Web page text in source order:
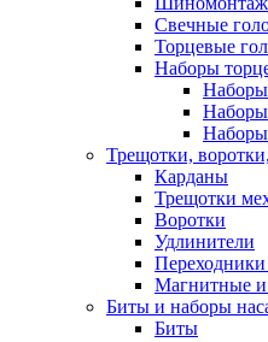
Свечные
Торцевые
Наборы
Наборы
Наборы
Трещотки,
Карданы
Трещотки
Воротки
Удлинители
Переходники
Магнитные и
Биты и наборы
Биты